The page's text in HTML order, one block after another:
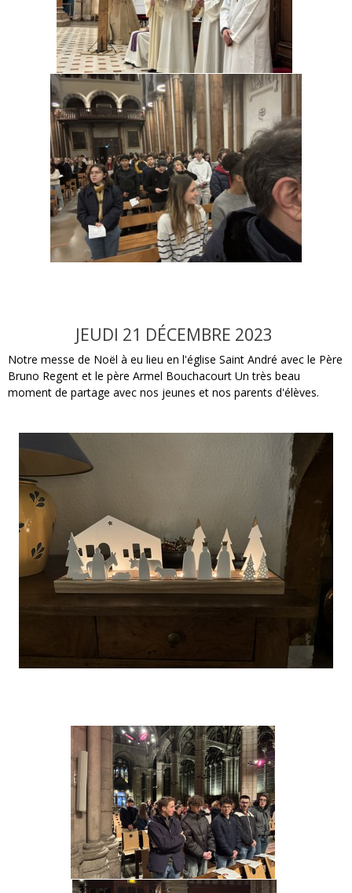
JEUDI 21 DÉCEMBRE 2023
Notre messe de Noël à eu lieu en l'église Saint André avec le Père
Bruno Regent et le père Armel Bouchacourt Un très beau
moment de partage avec nos jeunes et nos parents d'élèves.